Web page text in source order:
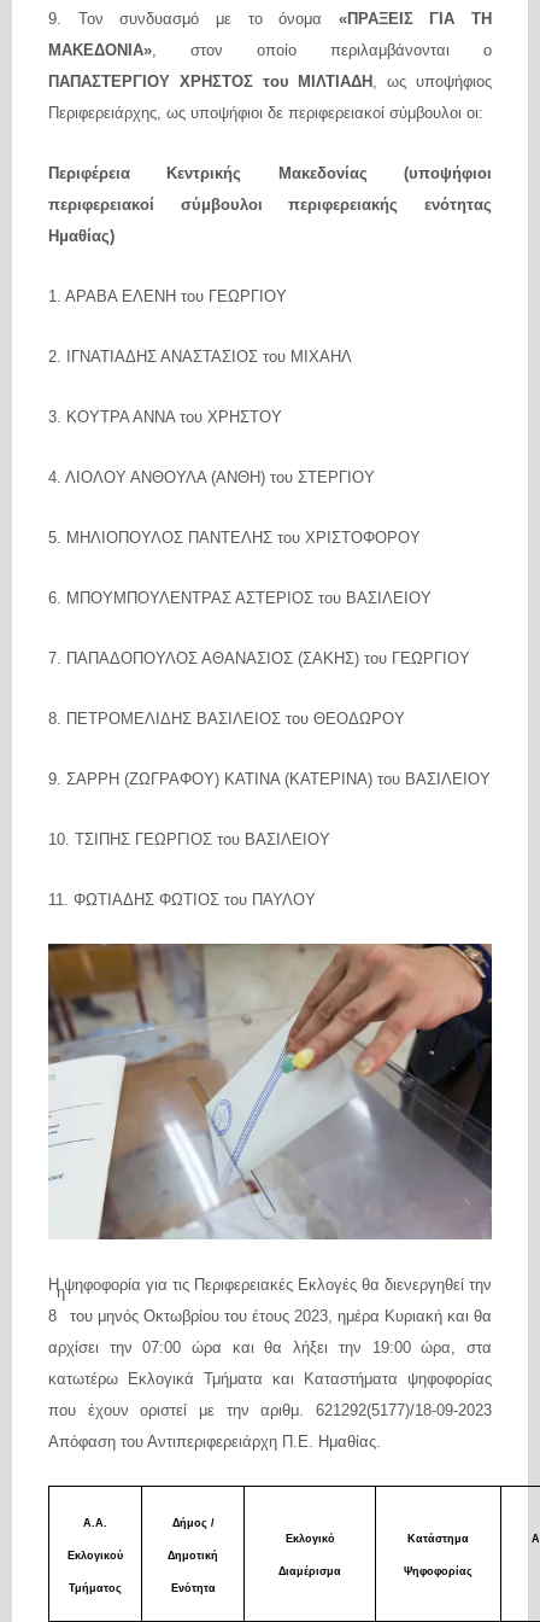
9. Τον συνδυασμό με το όνομα «ΠΡΑΞΕΙΣ ΓΙΑ ΤΗ
ΜΑΚΕΔΟΝΙΑ» , στον οποίο περιλαμβάνονται ο
ΠΑΠΑΣΤΕΡΓΙΟΥ ΧΡΗΣΤΟΣ του ΜΙΛΤΙΑΔΗ , ως υποψήφιος
Περιφερειάρχης, ως υποψήφιοι δε περιφερειακοί σύμβουλοι οι:
Περιφέρεια Κεντρικής Μακεδονίας (υποψήφιοι
περιφερειακοί σύμβουλοι περιφερειακής ενότητας
Ημαθίας)
1. ΑΡΑΒΑ ΕΛΕΝΗ του ΓΕΩΡΓΙΟΥ
2. ΙΓΝΑΤΙΑΔΗΣ ΑΝΑΣΤΑΣΙΟΣ του ΜΙΧΑΗΛ
3. ΚΟΥΤΡΑ ΑΝΝΑ του ΧΡΗΣΤΟΥ
4. ΛΙΟΛΟΥ ΑΝΘΟΥΛΑ (ΑΝΘΗ) του ΣΤΕΡΓΙΟΥ
5. ΜΗΛΙΟΠΟΥΛΟΣ ΠΑΝΤΕΛΗΣ του ΧΡΙΣΤΟΦΟΡΟΥ
6. ΜΠΟΥΜΠΟΥΛΕΝΤΡΑΣ ΑΣΤΕΡΙΟΣ του ΒΑΣΙΛΕΙΟΥ
7. ΠΑΠΑΔΟΠΟΥΛΟΣ ΑΘΑΝΑΣΙΟΣ (ΣΑΚΗΣ) του ΓΕΩΡΓΙΟΥ
8. ΠΕΤΡΟΜΕΛΙΔΗΣ ΒΑΣΙΛΕΙΟΣ του ΘΕΟΔΩΡΟΥ
9. ΣΑΡΡΗ (ΖΩΓΡΑΦΟΥ) ΚΑΤΙΝΑ (ΚΑΤΕΡΙΝΑ) του ΒΑΣΙΛΕΙΟΥ
10. ΤΣΙΠΗΣ ΓΕΩΡΓΙΟΣ του ΒΑΣΙΛΕΙΟΥ
11. ΦΩΤΙΑΔΗΣ ΦΩΤΙΟΣ του ΠΑΥΛΟΥ
Η ψηφοφορία για τις Περιφερειακές Εκλογές θα διενεργηθεί την
8
η
του μηνός Οκτωβρίου του έτους 2023, ημέρα Κυριακή και θα
αρχίσει την 07:00 ώρα και θα λήξει την 19:00 ώρα, στα
κατωτέρω Εκλογικά Τμήματα και Καταστήματα ψηφοφορίας
που έχουν οριστεί με την αριθμ. 621292(5177)/18-09-2023
Απόφαση του Αντιπεριφερειάρχη Π.Ε. Ημαθίας.
Α.Α.
Εκλογικού
Τμήματος
Δήμος /
Δημοτική
Ενότητα
Εκλογικό
Διαμέρισμα
Κατάστημα
Ψηφοφορίας